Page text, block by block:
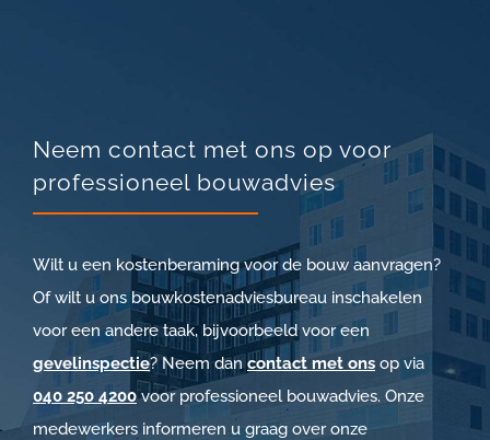
Neem contact met ons op voor
professioneel bouwadvies
Wilt u een kostenberaming voor de bouw aanvragen?
Of wilt u ons bouwkostenadviesbureau inschakelen
voor een andere taak, bijvoorbeeld voor een
gevelinspectie? Neem dan contact met ons op via
040 250 4200voor professioneel bouwadvies. Onze
medewerkers informeren u graag over onze